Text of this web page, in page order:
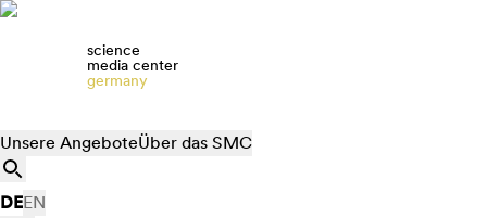
science
media center
germany
Unsere AngeboteÜber das SMC
DEEN